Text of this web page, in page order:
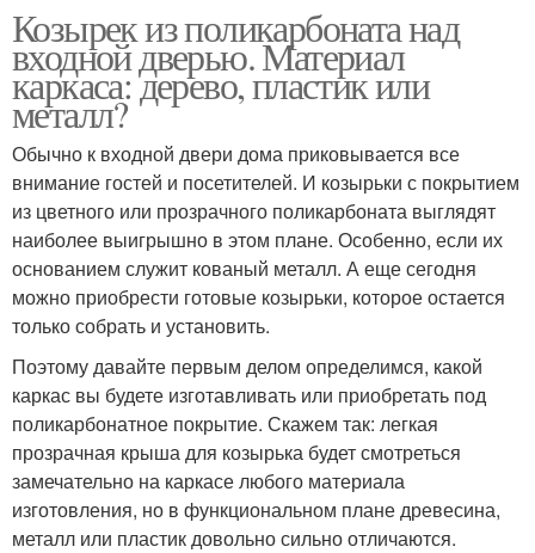
Козырек из поликарбоната над
входной дверью. Материал
каркаса: дерево, пластик или
металл?
Обычно к входной двери дома приковывается все
внимание гостей и посетителей. И козырьки с покрытием
из цветного или прозрачного поликарбоната выглядят
наиболее выигрышно в этом плане. Особенно, если их
основанием служит кованый металл. А еще сегодня
можно приобрести готовые козырьки, которое остается
только собрать и установить.
Поэтому давайте первым делом определимся, какой
каркас вы будете изготавливать или приобретать под
поликарбонатное покрытие. Скажем так: легкая
прозрачная крыша для козырька будет смотреться
замечательно на каркасе любого материала
изготовления, но в функциональном плане древесина,
металл или пластик довольно сильно отличаются.